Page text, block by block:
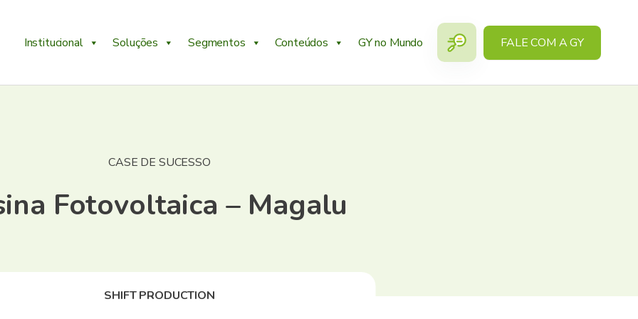
Institucional Soluções Segmentos Conteúdos GY no Mundo FALE COM A GY
CASE DE SUCESSO
Fotovoltaica – Magalu
SHIFT PRODUCTION